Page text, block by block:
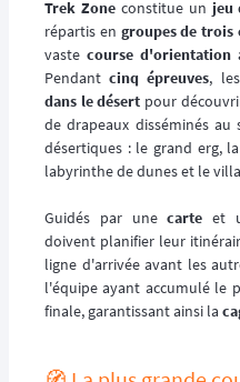
d’ambulance,
ainsi que des
qui se
progression de la
Trek Zoneconstitue un jeu
répartis en groupes de trois
vaste course d'orientation
Pendantcinq épreuves,
dans le désert pour
de drapeaux disséminés
désertiques : le grand erg,
labyrinthe de dunes et le
Guidés par unecarte et
doivent planifier leur
ligne d'arrivée avant les
l'équipe ayant accumulé le
finale, garantissant ainsi la